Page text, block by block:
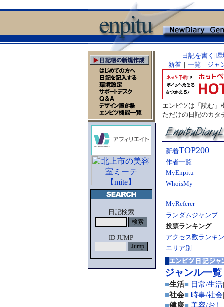
日記検索
ID JUMP
日記を書く |環
新着｜ 一覧 ｜ ジャ
エンピツは「読む」
ただけの日記のカタ
新着TOP200
作者一覧
MyEnpitu
WhoisMy
MyReferer
ランダムジャンプ
投票ランキング
アクセス数ランキ
エリア別
ジャンル一覧
■生活■ 日常/生活
■社会■ 時事/社会
■健康■ 美容/お